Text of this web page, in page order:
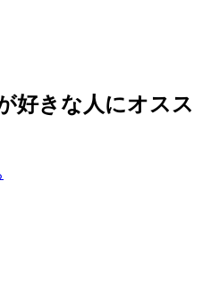
好きな人にオスス